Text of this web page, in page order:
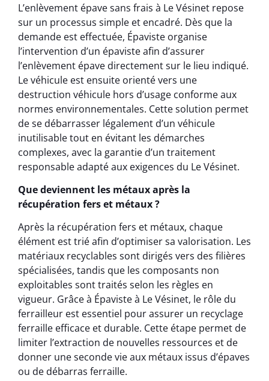
L’enlèvement épave sans frais à Le Vésinet repose
sur un processus simple et encadré. Dès que la
demande est effectuée, Épaviste organise
l’intervention d’un épaviste afin d’assurer
l’enlèvement épave directement sur le lieu indiqué.
Le véhicule est ensuite orienté vers une
destruction véhicule hors d’usage conforme aux
normes environnementales. Cette solution permet
de se débarrasser légalement d’un véhicule
inutilisable tout en évitant les démarches
complexes, avec la garantie d’un traitement
responsable adapté aux exigences du Le Vésinet.
Que deviennent les métaux après la
récupération fers et métaux ?
Après la récupération fers et métaux, chaque
élément est trié afin d’optimiser sa valorisation. Les
matériaux recyclables sont dirigés vers des filières
spécialisées, tandis que les composants non
exploitables sont traités selon les règles en
vigueur. Grâce à Épaviste à Le Vésinet, le rôle du
ferrailleur est essentiel pour assurer un recyclage
ferraille efficace et durable. Cette étape permet de
limiter l’extraction de nouvelles ressources et de
donner une seconde vie aux métaux issus d’épaves
ou de débarras ferraille.